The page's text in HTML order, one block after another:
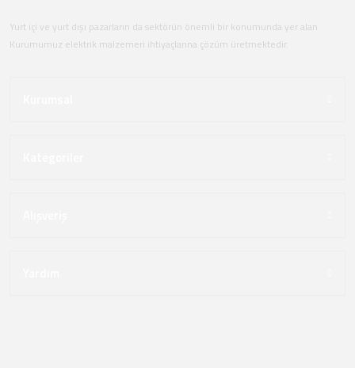
Yurt içi ve yurt dışı pazarların da sektörün önemli bir konumunda yer alan
Kurumumuz elektrik malzemeri ihtiyaçlarına çözüm üretmektedir.